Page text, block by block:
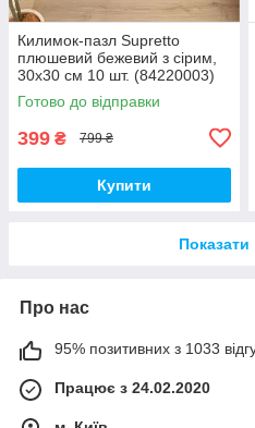
Килимок-пазл Supretto
плюшевий бежевий з сірим,
30х30 см 10 шт. (84220003)
Готово до відправки
399 ₴ 799 ₴
Купити
Про нас
95% позитивних з 1033
Працює з 24.02.2020